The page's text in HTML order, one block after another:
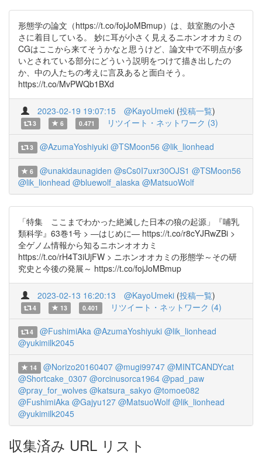
形態学の論文（https://t.co/fojJoMBmup）は、鼓室胞の小さ
さに着目している。 妙に耳が小さく見えるニホンオオカミの
CGはここから来てそうかなと思うけど、論文中で不明点が多
いとされている部分にどういう説明をつけて描き出したの
か、中の人たちの考えに言及あると面白そう。
https://t.co/MvPWQb1BXd
2023-02-19 19:07:15 @KayoUmeki (投稿一覧)
3 6 0.471 リツイート・ネットワーク (3)
3 @AzumaYoshiyuki @TSMoon56 @lik_lionhead
6 @unakidaunagiden @sCs0I7uxr30OJS1 @TSMoon56
@lik_lionhead @bluewolf_alaska @MatsuoWolf
「特集 ここまでわかった絶滅した日本の狼の起源」『哺乳
類科学』63巻1号 > ―はじめに― https://t.co/r8cYJRwZBi >
全ゲノム情報から知るニホンオオカミ
https://t.co/rH4T3iUjFW > ニホンオオカミの形態学～その研
究史と今後の発展～ https://t.co/fojJoMBmup
2023-02-13 16:20:13 @KayoUmeki (投稿一覧)
4 13 0.401 リツイート・ネットワーク (4)
4 @FushimiAka @AzumaYoshiyuki @lik_lionhead
@yukimilk2045
14 @Norizo20160407 @mugi99747 @MINTCANDYcat
@Shortcake_0307 @orcinusorca1964 @pad_paw
@pray_for_wolves @katsura_sakyo @tomoe082
@FushimiAka @Gajyu127 @MatsuoWolf @lik_lionhead
@yukimilk2045
収集済み URL リスト